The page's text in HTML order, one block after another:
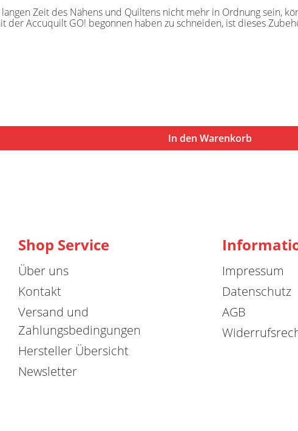
Zeit des Nähens und Quiltens nicht mehr in Ordnung sein,
erst mit der Accuquilt GO! begonnen haben zu schneiden, ist dieses
In den Warenkorb
Shop Service
Über uns
Kontakt
Versand und
Zahlungsbedingungen
Hersteller Übersicht
Newsletter
Impressum
Datenschutz
AGB